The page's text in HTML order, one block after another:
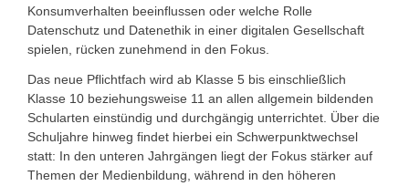
Konsumverhalten beeinflussen oder welche Rolle
Datenschutz und Datenethik in einer digitalen Gesellschaft
spielen, rücken zunehmend in den Fokus.
Das neue Pflichtfach wird ab Klasse 5 bis einschließlich
Klasse 10 beziehungsweise 11 an allen allgemein bildenden
Schularten einstündig und durchgängig unterrichtet. Über die
Schuljahre hinweg findet hierbei ein Schwerpunktwechsel
statt: In den unteren Jahrgängen liegt der Fokus stärker auf
Themen der Medienbildung, während in den höheren